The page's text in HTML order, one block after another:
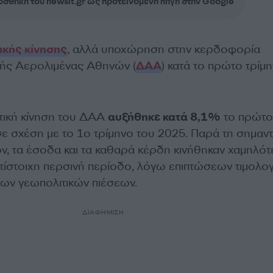
κίνησης, αλλά υποχώρηση στην κερδοφορία
Αερολιμένας Αθηνών (ΔΑΑ) κατά το πρώτο
κίνηση του ΔΑΑ αυξήθηκε κατά 8,1% το πρώτο
σχέση με το 1ο τρίμηνο του 2025. Παρά τη
τα έσοδα και τα καθαρά κέρδη κινήθηκαν
περσινή περίοδο, λόγω επιπτώσεων
γεωπολιτικών πιέσεων.
ΔΙΑΦΗΜΙΣΗ